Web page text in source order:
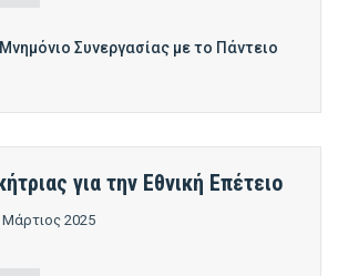
Συνεργασίας με το Πάντειο
για την Εθνική Επέτειο
Μάρτιος 2025